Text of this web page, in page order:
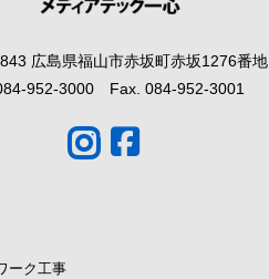
広島県福山市赤坂町赤坂1276番地
952-3000 Fax. 084-952-3001
ーク工事